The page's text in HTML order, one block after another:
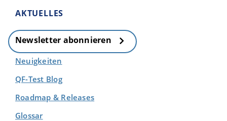
AKTUELLES
Newsletter abonnieren
Neuigkeiten
QF-Test Blog
Roadmap & Releases
Glossar